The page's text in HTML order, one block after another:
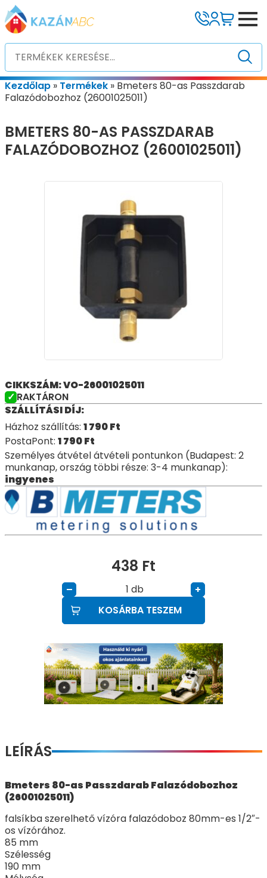
Kezdőlap » Termékek » Bmeters 80-as Passzdarab
Falazódobozhoz (26001025011)
BMETERS 80-AS PASSZDARAB
FALAZÓDOBOZHOZ (26001025011)
CIKKSZÁM: VO-26001025011
RAKTÁRON
SZÁLLÍTÁSI DÍJ:
Házhoz szállítás: 1 790Ft
PostaPont: 1 790Ft
Személyes átvétel átvételi pontunkon (Budapest: 2
munkanap, ország többi része: 3-4 munkanap):
ingyenes
438 Ft
– db
+
KOSÁRBA TESZEM
LEÍRÁS
Bmeters 80-as Passzdarab Falazódobozhoz
(26001025011)
falsíkba szerelhető vízóra falazódoboz 80mm-es 1/2″-
os vízórához.
85 mm
Szélesség
190 mm